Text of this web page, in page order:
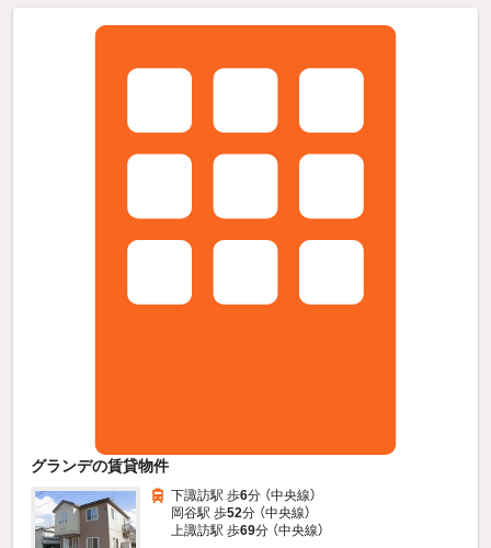
グランデの賃貸物件
下諏訪駅 歩6分 （中央線）
岡谷駅 歩52分 （中央線）
上諏訪駅 歩69分 （中央線）